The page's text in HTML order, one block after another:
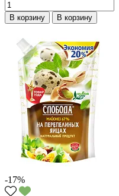
В корзину В корзину
-17%